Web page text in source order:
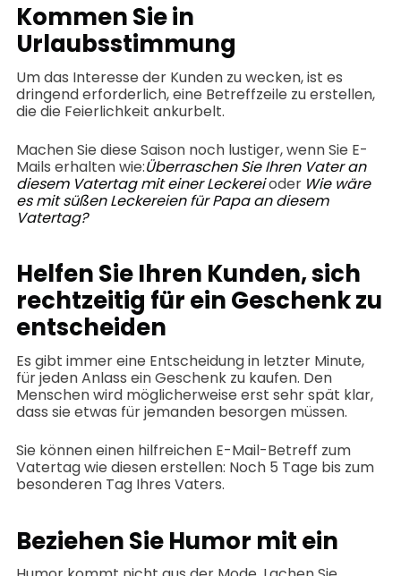
Kommen Sie in
Urlaubsstimmung
Um das Interesse der Kunden zu wecken, ist es
dringend erforderlich, eine Betreffzeile zu erstellen,
die die Feierlichkeit ankurbelt.
Machen Sie diese Saison noch lustiger, wenn Sie E-
Mails erhalten wie:Überraschen Sie Ihren Vater an
diesem Vatertag mit einer Leckereioder Wie wäre
es mit süßen Leckereien für Papa an diesem
Vatertag?
Helfen Sie Ihren Kunden, sich
rechtzeitig für ein Geschenk zu
entscheiden
Es gibt immer eine Entscheidung in letzter Minute,
für jeden Anlass ein Geschenk zu kaufen. Den
Menschen wird möglicherweise erst sehr spät klar,
dass sie etwas für jemanden besorgen müssen.
Sie können einen hilfreichen E-Mail-Betreff zum
Vatertag wie diesen erstellen: Noch 5 Tage bis zum
besonderen Tag Ihres Vaters.
Beziehen Sie Humor mit ein